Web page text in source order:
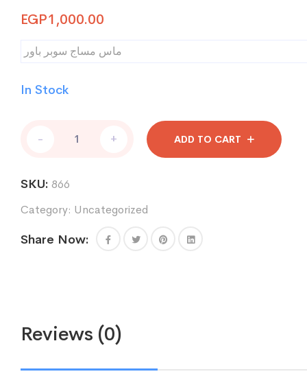
EGP1,000.00
ماس مساج سوبر باور
In Stock
مساج
quantity
- + ADD TO CART
SKU: 866
Category: Uncategorized
Share Now:
Reviews (0)